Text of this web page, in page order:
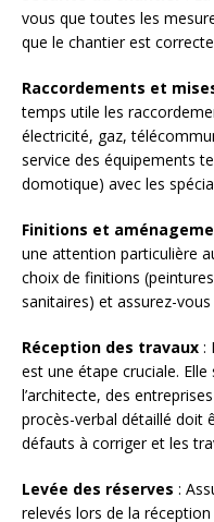
vous que toutes les
que le chantier est
Raccordements et
temps utile les
électricité, gaz,
service des équipements
domotique) avec les
Finitions et
une attention particulière
choix de finitions
sanitaires) et assurez-
Réception des travaux :
est une étape cruciale.
l’architecte, des
procès-verbal détaillé doit
défauts à corriger et les
Levée des réserves :
relevés lors de la